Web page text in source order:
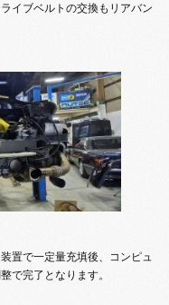
イブベルトの交換もリアバン
置で一定量充填後、コンピュ
で完了となります。